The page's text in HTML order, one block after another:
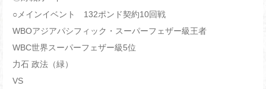
○メインイベント 132ポンド契約10回戦
WBOアジアパシフィック・スーパーフェザー級王者
WBC世界スーパーフェザー級5位
力石 政法（緑）
VS